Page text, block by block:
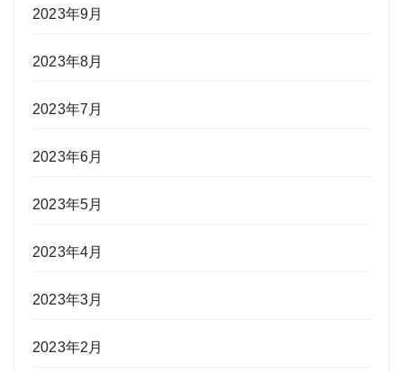
2023年9月
2023年8月
2023年7月
2023年6月
2023年5月
2023年4月
2023年3月
2023年2月